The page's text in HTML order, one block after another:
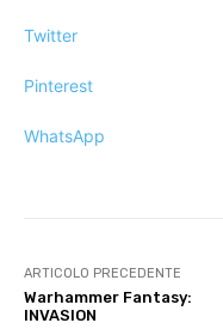
Twitter
Pinterest
WhatsApp
ARTICOLO PRECEDENTE
Warhammer Fantasy:
INVASION